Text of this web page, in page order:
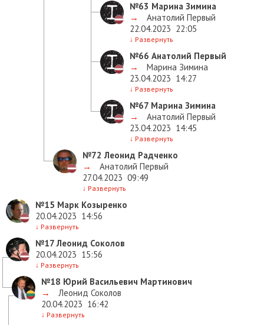
№63 Марина Зимина
→
Анатолий Первый
22.04.2023 22:05
↓ Развернуть
№66 Анатолий Первый
→
Марина Зимина
23.04.2023 14:27
↓ Развернуть
№67 Марина Зимина
→
Анатолий Первый
23.04.2023 14:45
↓ Развернуть
№72 Леонид Радченко
→
Анатолий Первый
27.04.2023 09:49
↓ Развернуть
№15 Марк Козыренко
20.04.2023 14:56
↓ Развернуть
№17Леонид Соколов
20.04.2023 15:56
↓ Развернуть
№18 Юрий Васильевич Мартинович
→
Леонид Соколов
20.04.2023 16:42
↓ Развернуть